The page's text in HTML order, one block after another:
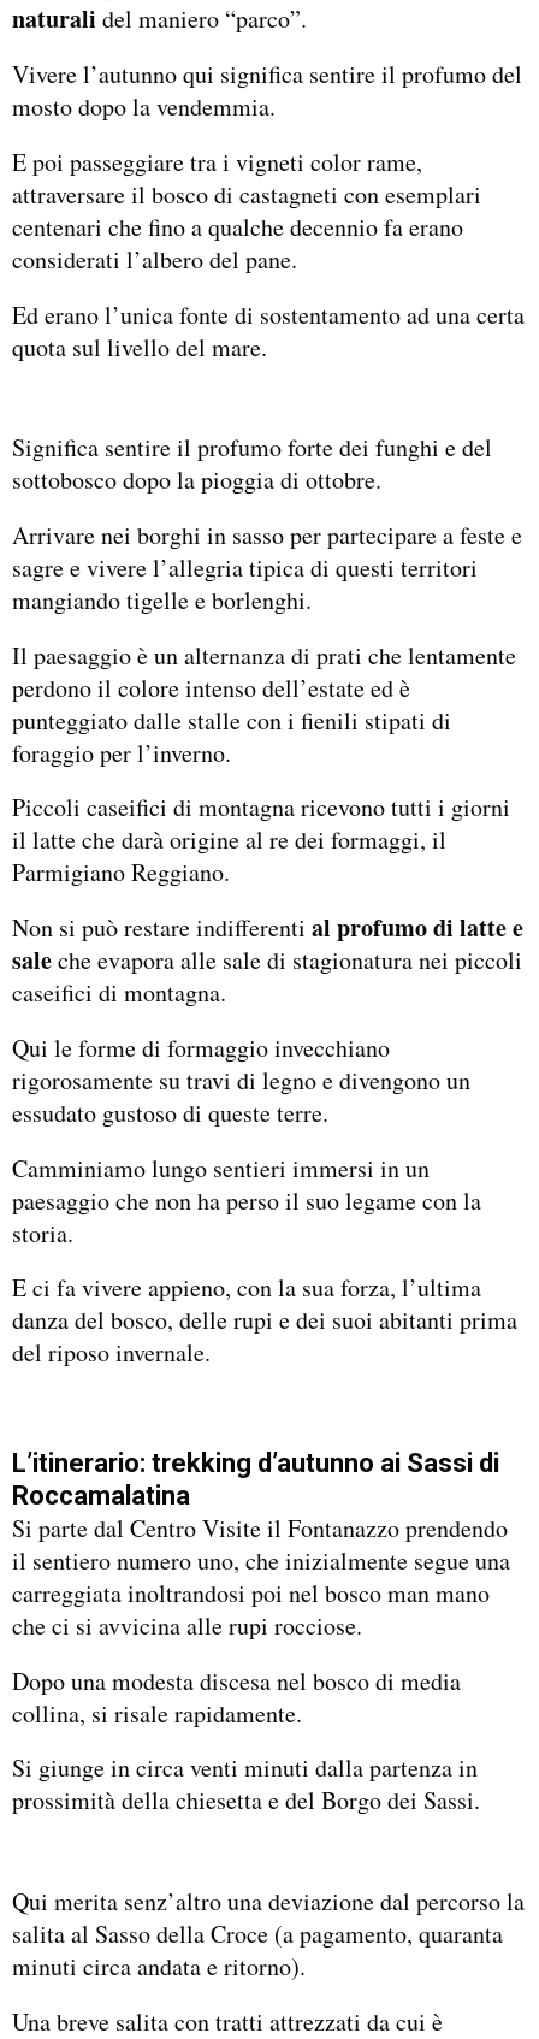
naturali del maniero “parco”.
Vivere l’autunno qui significa sentire il profumo del
mosto dopo la vendemmia.
E poi passeggiare tra i vigneti color rame,
attraversare il bosco di castagneti con esemplari
centenari che fino a qualche decennio fa erano
considerati l’albero del pane.
Ed erano l’unica fonte di sostentamento ad una certa
quota sul livello del mare.
Significa sentire il profumo forte dei funghi e del
sottobosco dopo la pioggia di ottobre.
Arrivare nei borghi in sasso per partecipare a feste e
sagre e vivere l’allegria tipica di questi territori
mangiando tigelle e borlenghi.
Il paesaggio è un alternanza di prati che lentamente
perdono il colore intenso dell’estate ed è
punteggiato dalle stalle con i fienili stipati di
foraggio per l’inverno.
Piccoli caseifici di montagna ricevono tutti i giorni
il latte che darà origine al re dei formaggi, il
Parmigiano Reggiano.
Non si può restare indifferenti al profumo di latte e
saleche evapora alle sale di stagionatura nei piccoli
caseifici di montagna.
Qui le forme di formaggio invecchiano
rigorosamente su travi di legno e divengono un
essudato gustoso di queste terre.
Camminiamo lungo sentieri immersi in un
paesaggio che non ha perso il suo legame con la
storia.
E ci fa vivere appieno, con la sua forza, l’ultima
danza del bosco, delle rupi e dei suoi abitanti prima
del riposo invernale.
L’itinerario: trekking d’autunno ai Sassi di
Roccamalatina
Si parte dal Centro Visite il Fontanazzo prendendo
il sentiero numero uno, che inizialmente segue una
carreggiata inoltrandosi poi nel bosco man mano
che ci si avvicina alle rupi rocciose.
Dopo una modesta discesa nel bosco di media
collina, si risale rapidamente.
Si giunge in circa venti minuti dalla partenza in
prossimità della chiesetta e del Borgo dei Sassi.
Qui merita senz’altro una deviazione dal percorso la
salita al Sasso della Croce (a pagamento, quaranta
minuti circa andata e ritorno).
Una breve salita con tratti attrezzati da cui è